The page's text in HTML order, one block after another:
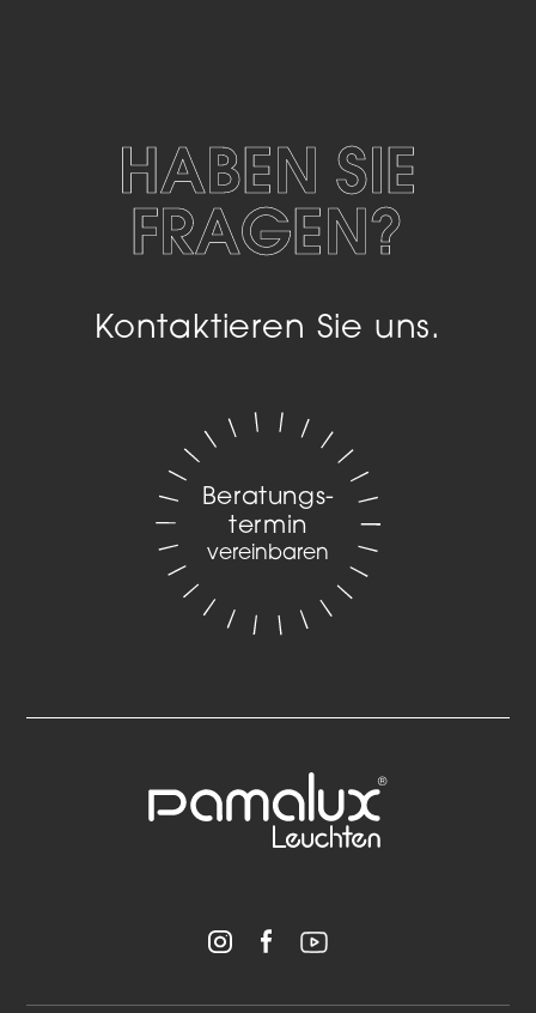
HABEN SIE
FRAGEN?
Kontaktieren Sie uns.
Beratungs­
termin
vereinbaren